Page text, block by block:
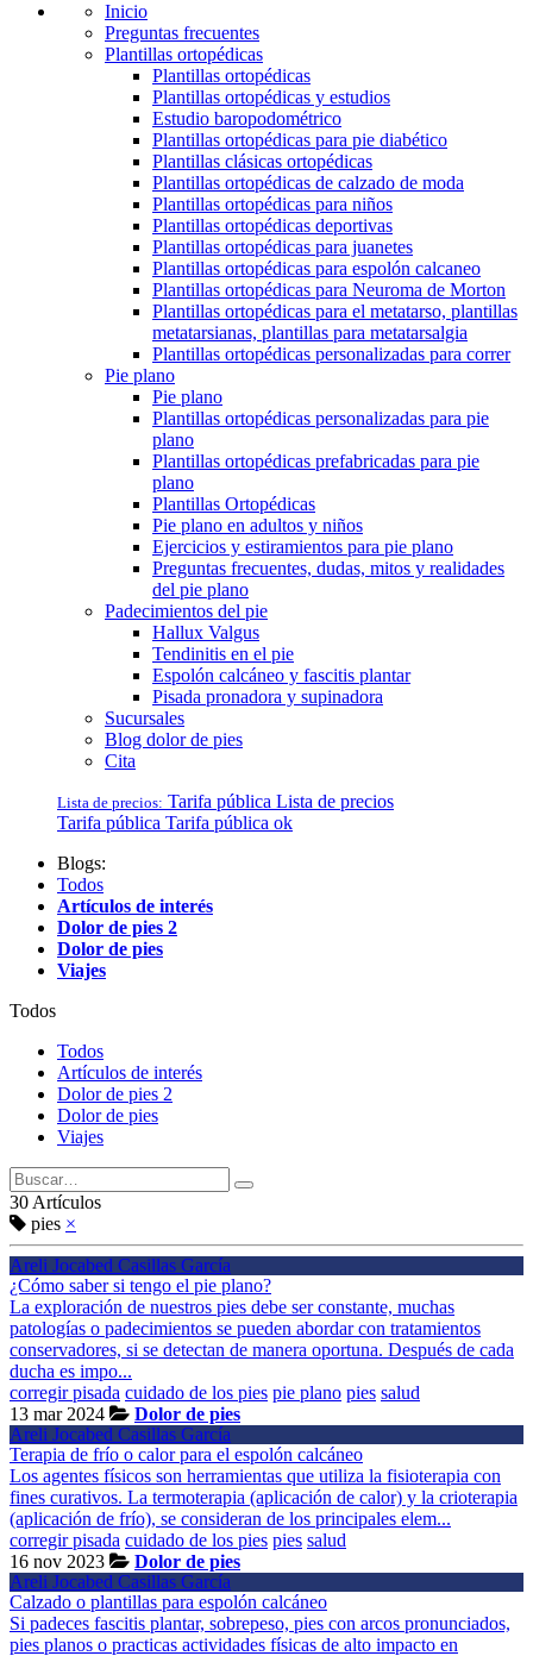
Inicio
Preguntas frecuentes
Plantillas ortopédicas
Plantillas ortopédicas
Plantillas ortopédicas y estudios
Estudio baropodométrico
Plantillas ortopédicas para pie diabético
Plantillas clásicas ortopédicas
Plantillas ortopédicas de calzado de moda
Plantillas ortopédicas para niños
Plantillas ortopédicas deportivas
Plantillas ortopédicas para juanetes
Plantillas ortopédicas para espolón calcaneo
Plantillas ortopédicas para Neuroma de Morton
Plantillas ortopédicas para el metatarso, plantillas
metatarsianas, plantillas para metatarsalgia
Plantillas ortopédicas personalizadas para correr
Pie plano
Pie plano
Plantillas ortopédicas personalizadas para pie
plano
Plantillas ortopédicas prefabricadas para pie
plano
Plantillas Ortopédicas
Pie plano en adultos y niños
Ejercicios y estiramientos para pie plano
Preguntas frecuentes, dudas, mitos y realidades
del pie plano
Padecimientos del pie
Hallux Valgus
Tendinitis en el pie
Espolón calcáneo y fascitis plantar
Pisada pronadora y supinadora
Sucursales
Blog dolor de pies
Cita
Lista de precios: Tarifa pública Lista de precios
Tarifa pública Tarifa pública ok
Blogs:
Todos
Artículos de interés
Dolor de pies 2
Dolor de pies
Viajes
Todos
Todos
Artículos de interés
Dolor de pies 2
Dolor de pies
Viajes
30 Artículos
pies ×
Areli Jocabed Casillas García
¿Cómo saber si tengo el pie plano?
La exploración de nuestros pies debe ser constante, muchas
patologías o padecimientos se pueden abordar con tratamientos
conservadores, si se detectan de manera oportuna. Después de cada
ducha es impo...
corregir pisada cuidado de los pies pie plano pies salud
13 mar 2024
Dolor de pies
Areli Jocabed Casillas García
Terapia de frío o calor para el espolón calcáneo
Los agentes físicos son herramientas que utiliza la fisioterapia con
fines curativos. La termoterapia (aplicación de calor) y la crioterapia
(aplicación de frío), se consideran de los principales elem...
corregir pisada cuidado de los pies pies salud
16 nov 2023
Dolor de pies
Areli Jocabed Casillas García
Calzado o plantillas para espolón calcáneo
Si padeces fascitis plantar, sobrepeso, pies con arcos pronunciados,
pies planos o practicas actividades físicas de alto impacto en